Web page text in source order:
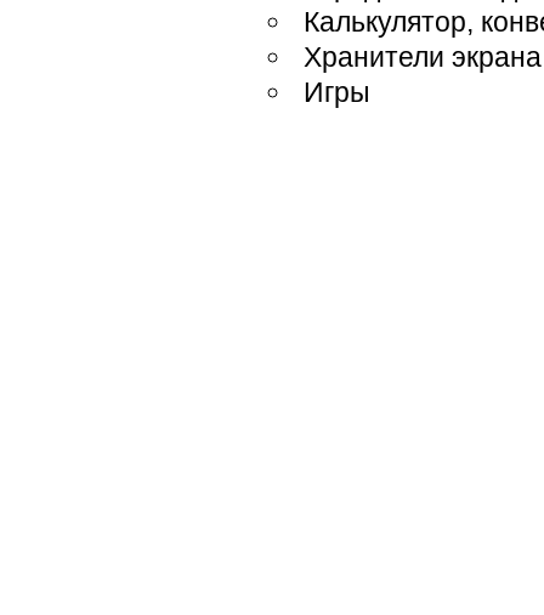
Калькулятор,
Хранители экрана
Игры